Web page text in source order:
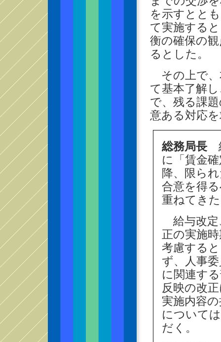
を示すとと
て実施する
衡の確保の
るとした。
その上で、
て基本了解
で、残る課
意ある対応
総務局長
に「賃金
降、限ら
合意を得
重ねてき
給与改定
正の実施
考慮する
ず、人事
に関連す
反映の改
実施内容
について
だく。